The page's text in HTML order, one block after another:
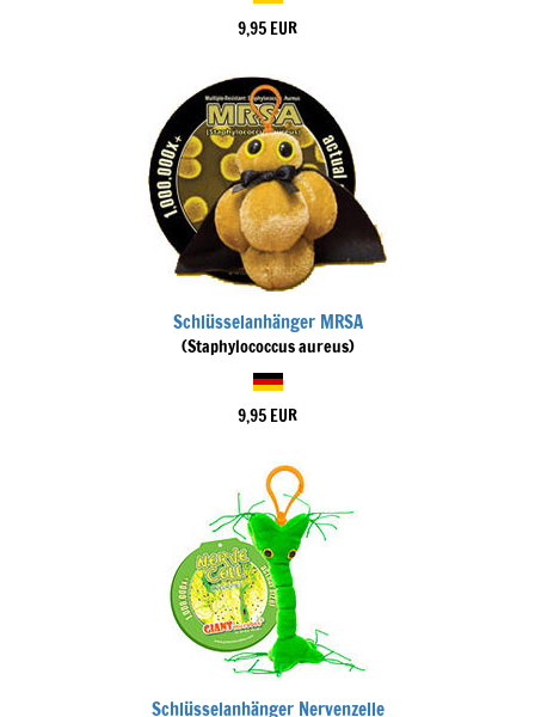
9,95 EUR
Schlüsselanhänger MRSA
(Staphylococcus aureus)
9,95 EUR
Schlüsselanhänger Nervenzelle